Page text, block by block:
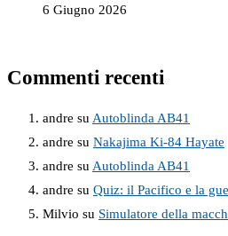
6 Giugno 2026
Commenti recenti
andre su Autoblinda AB41
andre su Nakajima Ki-84 Hayate
andre su Autoblinda AB41
andre su Quiz: il Pacifico e la
Milvio su Simulatore della